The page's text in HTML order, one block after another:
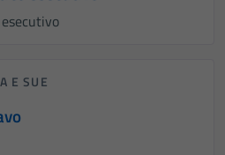
E SUE
del sito e non